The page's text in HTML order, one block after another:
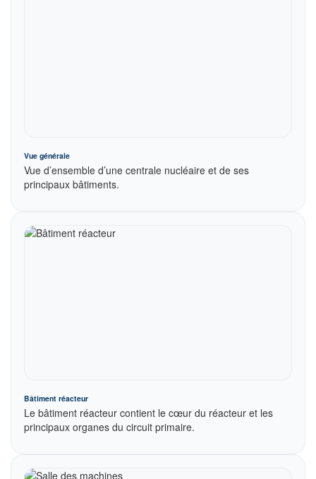
Vue générale
Vue d’ensemble d’une centrale nucléaire et de ses
principaux bâtiments.
Bâtiment réacteur
Le bâtiment réacteur contient le cœur du réacteur et les
principaux organes du circuit primaire.